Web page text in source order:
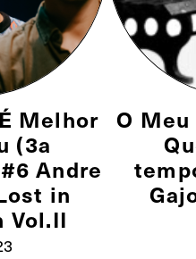
Melhor
(3a
Andre
in
Vol.II
O